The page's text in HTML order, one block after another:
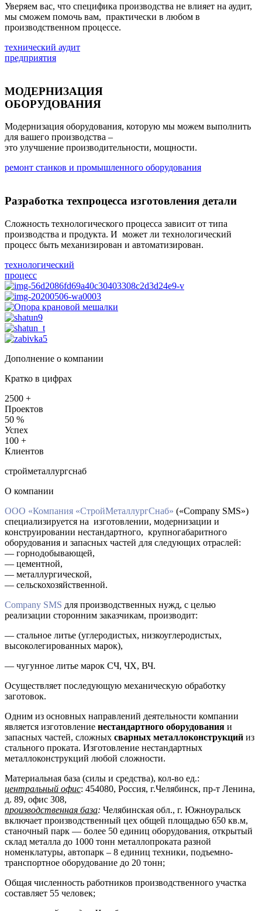
Уверяем вас, что специфика производства не влияет на аудит,
мы сможем помочь вам, практически в любом в
производственном процессе.
технический аудит
предприятия
МОДЕРНИЗАЦИЯ
ОБОРУДОВАНИЯ
Модернизация оборудования, которую мы можем выполнить
для вашего производства –
это улучшение производительности, мощности.
ремонт станков и промышленного оборудования
Разработка техпроцесса изготовления детали
Cложность технологического процесса зависит от типа
производства и продукта. И может ли технологический
процесс быть механизирован и автоматизирован.
технологический
процесс
Дополнение о компании
Кратко в цифрах
2500 +
Проектов
50 %
Успех
100 +
Клиентов
стройметаллургснаб
О компании
ООО «Компания «СтройМеталлургСнаб» («Company SMS»)
специализируется на изготовлении, модернизации и
конструировании нестандартного, крупногабаритного
оборудования и запасных частей для следующих отраслей:
— горнодобывающей,
— цементной,
— металлургической,
— сельскохозяйственной.
Company SMS для производственных нужд, с целью
реализации сторонним заказчикам, производит:
— стальное литье (углеродистых, низкоуглеродистых,
высоколегированных марок),
— чугунное литье марок СЧ, ЧХ, ВЧ.
Осуществляет последующую механическую обработку
заготовок.
Одним из основных направлений деятельности компании
является изготовление нестандартного оборудования и
запасных частей, сложных сварных металлоконструкций из
стального проката. Изготовление нестандартных
металлоконструкций любой сложности.
Материальная база (силы и средства), кол-во ед.:
центральный офис: 454080, Россия, г.Челябинск, пр-т Ленина,
д. 89, офис 308,
производственная база: Челябинская обл., г. Южноуральск
включает производственный цех общей площадью 650 кв.м,
станочный парк — более 50 единиц оборудования, открытый
склад металла до 1000 тонн металлопроката разной
номенклатуры, автопарк – 8 единиц техники, подъемно-
транспортное оборудование до 20 тонн;
Общая численность работников производственного участка
составляет 55 человек;